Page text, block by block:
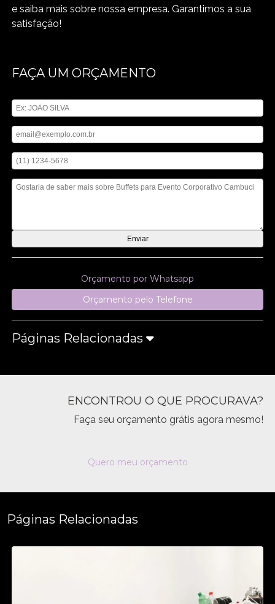
e saiba mais sobre nossa empresa. Garantimos a sua
satisfação!
FAÇA UM ORÇAMENTO
Orçamento por Whatsapp
Orçamento pelo Telefone
Páginas Relacionadas
ENCONTROU O QUE PROCURAVA?
Faça seu orçamento grátis agora mesmo!
Quero meu orçamento
Páginas Relacionadas